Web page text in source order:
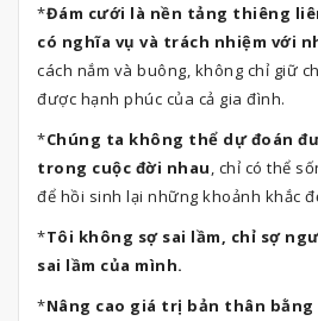
*Đám cưới là nền tảng thiêng
có nghĩa vụ và trách nhiệm với
cách nắm và buông, không chỉ giữ
được hạnh phúc của cả gia đình.
*Chúng ta không thể dự đoán
trong cuộc đời nhau, chỉ có thể
để hồi sinh lại những khoảnh khắc
*Tôi không sợ sai lầm, chỉ sợ
sai lầm của mình.
*Nâng cao giá trị bản thân